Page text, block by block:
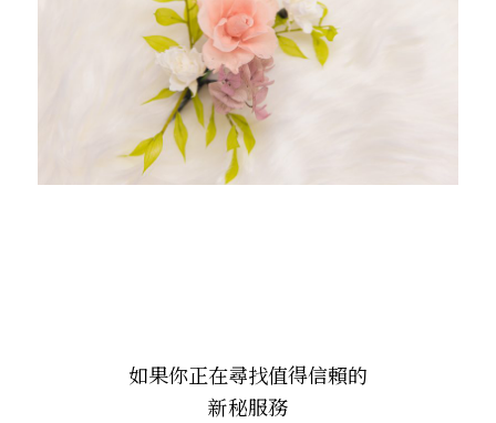
如果你正在尋找值得信賴的
新秘服務